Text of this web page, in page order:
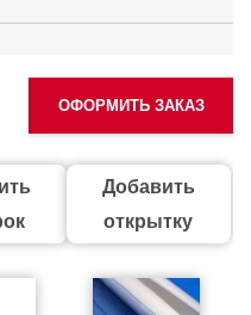
ОФОРМИТЬ ЗАКАЗ
Добавить
открытку